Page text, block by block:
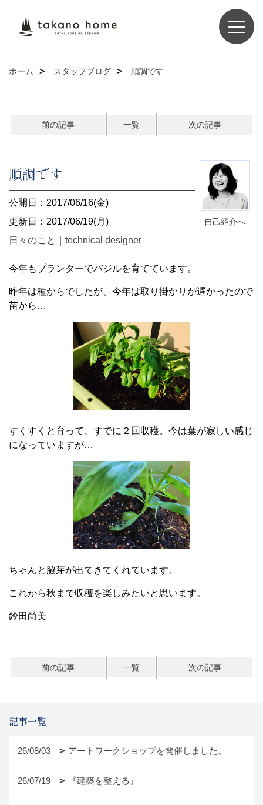
ホーム スタッフブログ 順調です
前の記事 一覧 次の記事
自己紹介へ
順調です
公開日：2017/06/16(金)
更新日：2017/06/19(月)
日々のこと
technical designer
今年もプランターでバジルを育てています。
昨年は種からでしたが、今年は取り掛かりが遅かったので
苗から…
すくすくと育って、すでに２回収穫。今は葉が寂しい感じ
になっていますが…
ちゃんと脇芽が出てきてくれています。
これから秋まで収穫を楽しみたいと思います。
鈴田尚美
前の記事 一覧 次の記事
記事一覧
26/08/03 アートワークショップを開催しました。
26/07/19 『建築を整える』